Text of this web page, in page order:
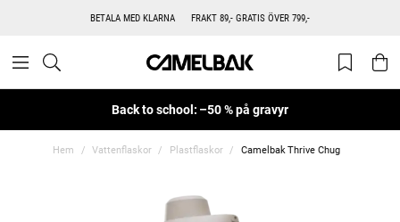
BETALA MED KLARNA FRAKT 89,- GRATIS ÖVER 799,-
Back to school: –50 % på gravyr
Hem Vattenflaskor Plastflaskor Camelbak Thrive Chug